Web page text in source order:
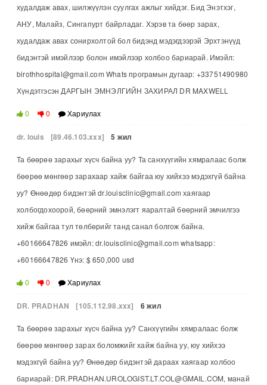
худалдаж авах, шилжүүлэн суулгах ажлыг хийдэг. Бид Энэтхэг,
АНУ, Малайз, Сингапурт байрладаг. Хэрэв та бөөр зарах,
худалдаж авах сонирхолтой бол бидэнд мэдэгдээрэй Эрхтэнүүд
бидэнтэй имэйлээр болон имэйлээр холбоо бариарай. Имэйл:
birothhospital@gmail.com Whats програмын дугаар: +33751490980
Хүндэтгэсэн ДАРГЫН ЭМНЭЛГИЙН ЗАХИРАЛ DR MAXWELL
0 0 Хариулах
dr. louis [89.46.103.xxx] 5 жил
Та бөөрөө зарахыг хүсч байна уу? Та санхүүгийн хямралаас болж
бөөрөө мөнгөөр зарахаар хайж байгаа юу хийхээ мэдэхгүй байна
уу? Өнөөдөр бидэнтэй dr.louisclinic@gmail.com хаягаар
холбогдохоорой, бөөрний эмнэлэгт яаралтай бөөрний эмчилгээ
хийж байгаа тул төлбөрийг танд санал болгож байна.
+60166647826 имэйл: dr.louisclinic@gmail.com whatsapp:
+60166647826 Үнэ: $ 650,000 usd
0 0 Хариулах
DR. PRADHAN [105.112.98.xxx] 6 жил
Та бөөрөө зарахыг хүсч байна уу? Санхүүгийн хямралаас болж
бөөрөө мөнгөөр зарах боломжийг хайж байна уу, юу хийхээ
мэдэхгүй байна уу? Өнөөдөр бидэнтэй дараах хаягаар холбоо
бариарай: DR.PRADHAN.UROLOGIST.LT.COL@GMAIL.COM, манай